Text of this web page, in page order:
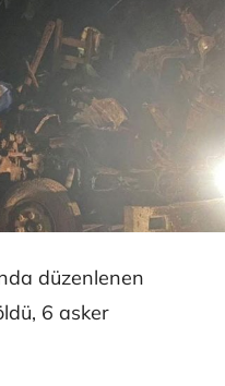
düzenlenen
6 asker